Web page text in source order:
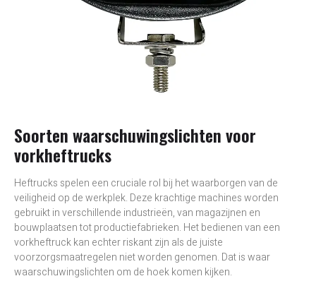
Soorten waarschuwingslichten voor
vorkheftrucks
Heftrucks spelen een cruciale rol bij het waarborgen van de
veiligheid op de werkplek. Deze krachtige machines worden
gebruikt in verschillende industrieën, van magazijnen en
bouwplaatsen tot productiefabrieken. Het bedienen van een
vorkheftruck kan echter riskant zijn als de juiste
voorzorgsmaatregelen niet worden genomen. Dat is waar
waarschuwingslichten om de hoek komen kijken.